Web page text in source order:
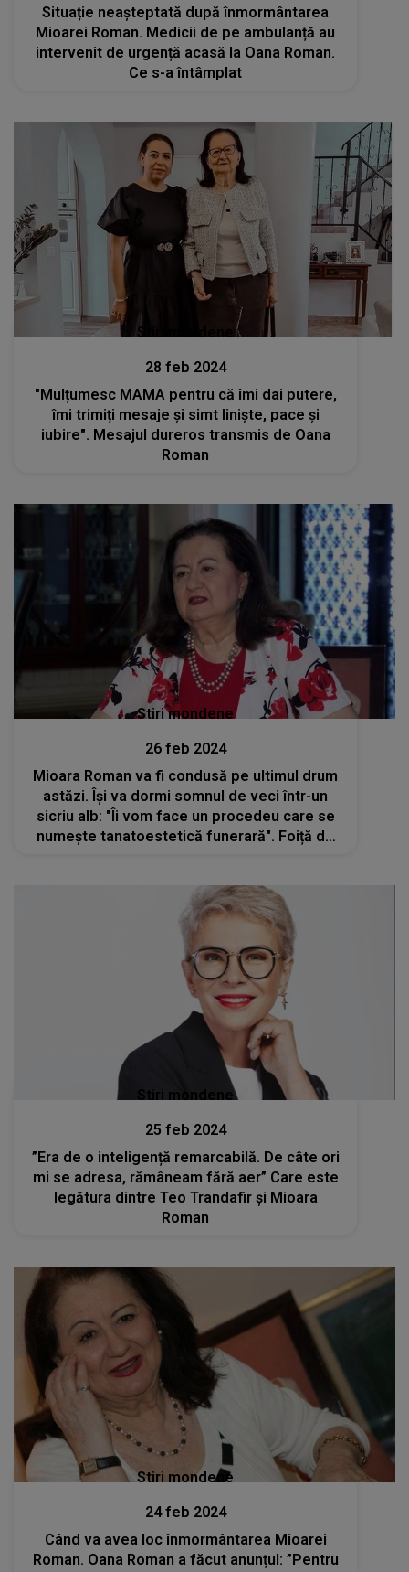
Situație neașteptată după înmormântarea
Mioarei Roman. Medicii de pe ambulanță au
intervenit de urgență acasă la Oana Roman.
Ce s-a întâmplat
Stiri mondene
28 feb 2024
"Mulțumesc MAMA pentru că îmi dai putere,
îmi trimiți mesaje și simt liniște, pace și
iubire". Mesajul dureros transmis de Oana
Roman
Stiri mondene
26 feb 2024
Mioara Roman va fi condusă pe ultimul drum
astăzi. Își va dormi somnul de veci într-un
sicriu alb: "Îi vom face un procedeu care se
numește tanatoestetică funerară". Foiță de
Stiri mondene
25 feb 2024
”Era de o inteligență remarcabilă. De câte ori
mi se adresa, rămâneam fără aer” Care este
legătura dintre Teo Trandafir și Mioara
Roman
Stiri mondene
24 feb 2024
Când va avea loc înmormântarea Mioarei
Roman. Oana Roman a făcut anunțul: ”Pentru